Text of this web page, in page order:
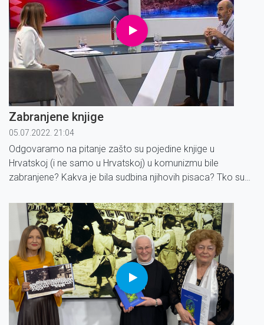
Zabranjene knjige
05.07.2022. 21:04
Odgovaramo na pitanje zašto su pojedine knjige u
Hrvatskoj (i ne samo u Hrvatskoj) u komunizmu bile
zabranjene? Kakva je bila sudbina njihovih pisaca? Tko su
"Bespuća povijesne zbiljnosti" proglašen je antisemitom i
revizionistom.